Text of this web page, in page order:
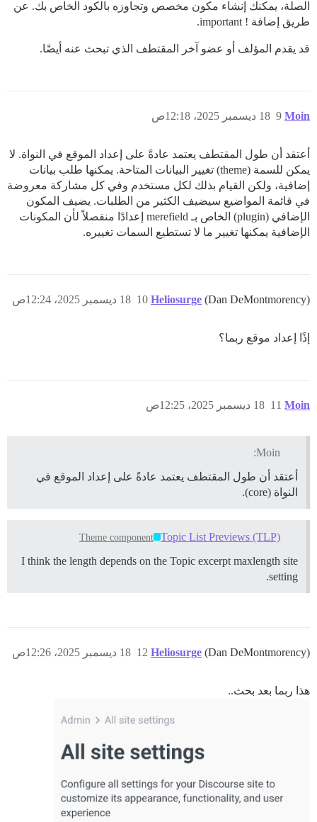
الصلة، يمكنك إنشاء مكون مخصص وتجاوزه بالكود الخاص بك. عن
طريق إضافة ! important.
قد يقدم المؤلف أو عضو آخر المقتطف الذي تبحث عنه أيضًا.
Moin 18 ديسمبر 2025، 12:18ص 9
أعتقد أن طول المقتطف يعتمد عادةً على إعداد الموقع في النواة. لا
يمكن للسمة (theme) تغيير البيانات المتاحة. يمكنها طلب بيانات
إضافية، ولكن القيام بذلك لكل مستخدم وفي كل مشاركة معروضة
في قائمة المواضيع سيضيف الكثير من الطلبات. يضيف المكون
الإضافي (plugin) الخاص بـ merefield إعدادًا منفصلاً لأن المكونات
الإضافية يمكنها تغيير ما لا تستطيع السمات تغييره.
Heliosurge (Dan DeMontmorency) 18 ديسمبر 2025، 12:24ص 10
إذًا إعداد موقع ربما؟
Moin 18 ديسمبر 2025، 12:25ص 11
Moin:
أعتقد أن طول المقتطف يعتمد عادةً على إعداد الموقع في
النواة (core).
Topic List Previews (TLP)
Theme component
I think the length depends on the Topic excerpt maxlength site
setting.
Heliosurge (Dan DeMontmorency) 18 ديسمبر 2025، 12:26ص 12
هذا ربما بعد بحث..